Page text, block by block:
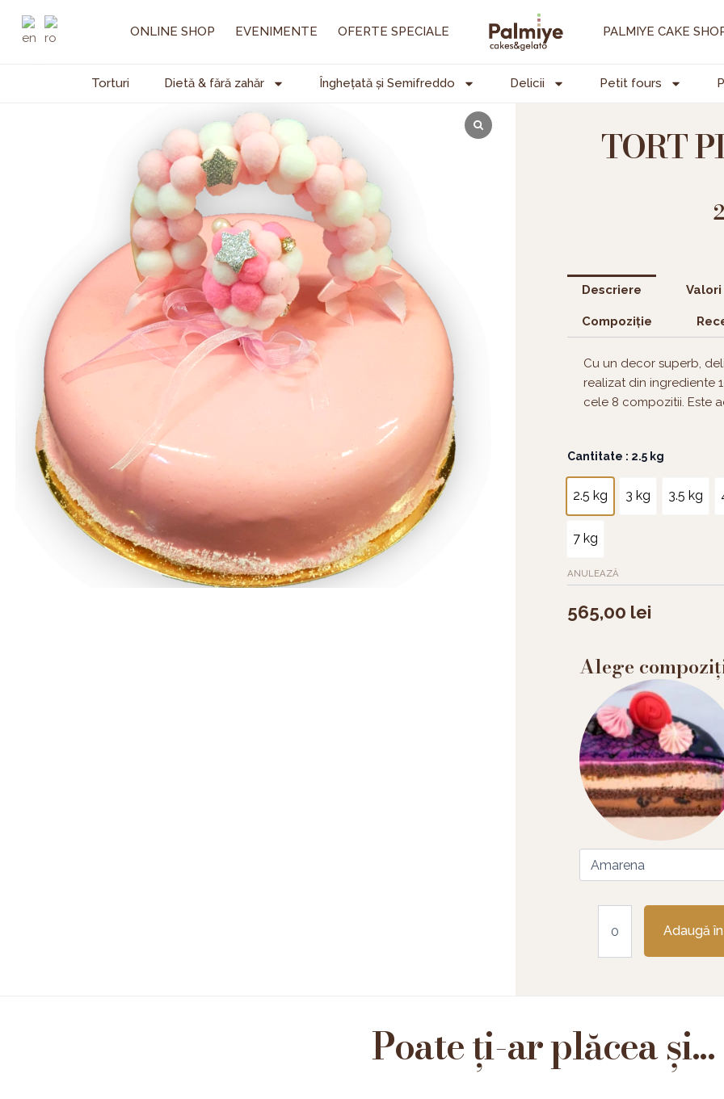
ONLINE SHOP EVENIMENTE OFERTE SPECIALE PALMIYE CAKE
Torturi Dietă & fără zahăr Înghețată și Semifreddo Delicii Petit fours
TORT
Descriere
Compoziție
Cu un decor superb,
realizat din ingrediente
cele 8 compozitii. Este
Cantitate : 2.5 kg
2.5 kg 3 kg 3.5 kg
7 kg
ANULEAZĂ
565,00 lei
Alege
Cantitate
Pinky
balloons
Adaugă
Poate ți-ar plăcea și...